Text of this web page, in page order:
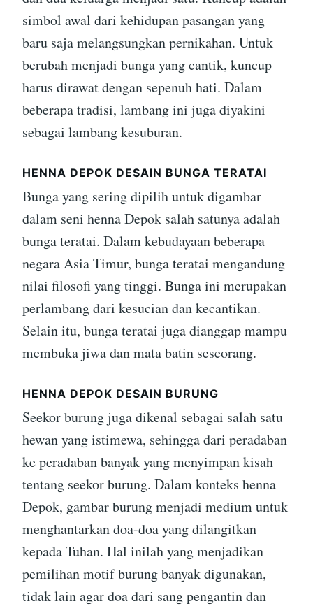
simbol awal dari kehidupan pasangan yang
baru saja melangsungkan pernikahan. Untuk
berubah menjadi bunga yang cantik, kuncup
harus dirawat dengan sepenuh hati. Dalam
beberapa tradisi, lambang ini juga diyakini
sebagai lambang kesuburan.
HENNA DEPOK DESAIN BUNGA TERATAI
Bunga yang sering dipilih untuk digambar
dalam seni henna Depok salah satunya adalah
bunga teratai. Dalam kebudayaan beberapa
negara Asia Timur, bunga teratai mengandung
nilai filosofi yang tinggi. Bunga ini merupakan
perlambang dari kesucian dan kecantikan.
Selain itu, bunga teratai juga dianggap mampu
membuka jiwa dan mata batin seseorang.
HENNA DEPOK DESAIN BURUNG
Seekor burung juga dikenal sebagai salah satu
hewan yang istimewa, sehingga dari peradaban
ke peradaban banyak yang menyimpan kisah
tentang seekor burung. Dalam konteks henna
Depok, gambar burung menjadi medium untuk
menghantarkan doa-doa yang dilangitkan
kepada Tuhan. Hal inilah yang menjadikan
pemilihan motif burung banyak digunakan,
tidak lain agar doa dari sang pengantin dan